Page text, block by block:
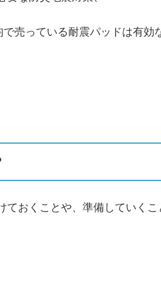
売っている耐震パッドは有効
おくことや、準備していく